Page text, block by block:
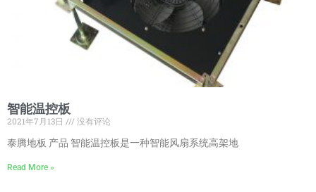
智能温控板
2021年7月13日
没有评论
泰腾地板 产品 智能温控板是一种智能风扇系统高架地
Read More »